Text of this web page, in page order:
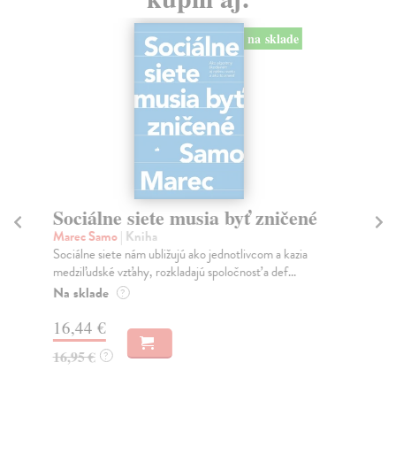
na sklade
Sociálne siete musia byť zničené
Marec Samo| Kniha
Sociálne siete nám ubližujú ako jednotlivcom a kazia
medziľudské vzťahy, rozkladajú spoločnosť a def...
Na sklade ?
16,44 €
16,95 € ?